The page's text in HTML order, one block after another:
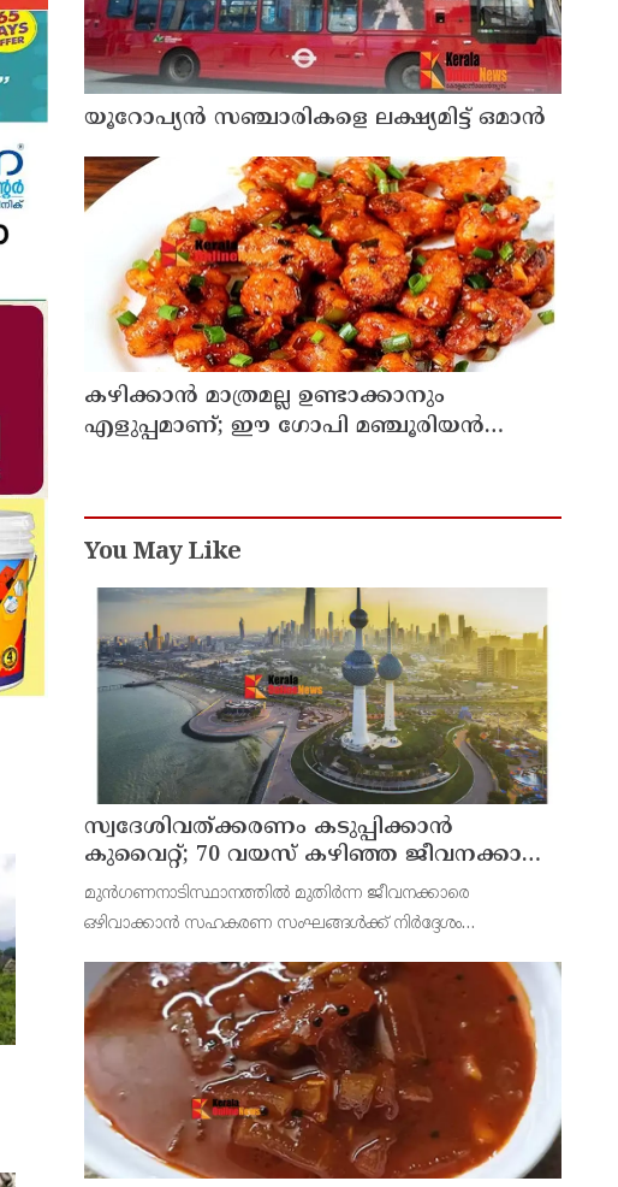
യൂറോപ്യന്‍ സഞ്ചാരികളെ ലക്ഷ്യമിട്ട് ഒമാന്‍
കഴിക്കാൻ മാത്രമല്ല ഉണ്ടാക്കാനും
എളുപ്പമാണ്; ഈ ഗോപി മഞ്ചൂരിയൻ
You May Like
സ്വദേശിവത്ക്കരണം കടുപ്പിക്കാന്‍
കുവൈറ്റ്; 70 വയസ് കഴിഞ്ഞ ജീവനക്കാരെ
പിരിച്ചുവിടാന്‍ തീരുമാനം
മുന്‍ഗണനാടിസ്ഥാനത്തില്‍ മുതിര്‍ന്ന ജീവനക്കാരെ
ഒഴിവാക്കാന്‍ സഹകരണ സംഘങ്ങള്‍ക്ക് നിര്‍ദ്ദേശം